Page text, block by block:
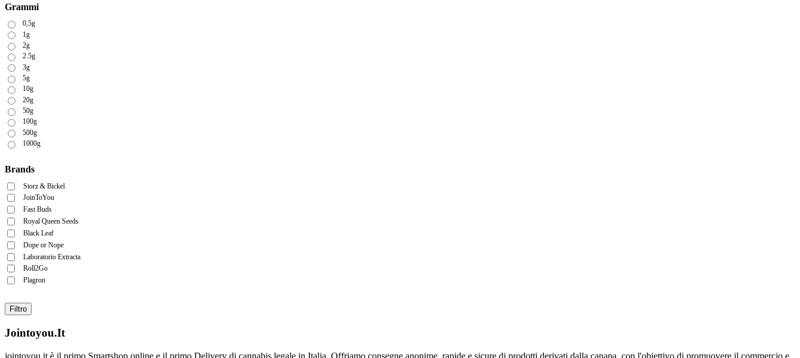
Grammi
0,5g
1g
2g
2.5g
3g
5g
10g
20g
50g
100g
500g
1000g
Brands
Storz & Bickel
JoinToYou
Fast Buds
Royal Queen Seeds
Black Leaf
Dope or Nope
Laboratorio Extracta
Roll2Go
Plagron
Filtro
Jointoyou.It
jointoyou.it è il primo Smartshop online e il primo Delivery di cannabis legale in Italia. Offriamo consegne anonime, rapide e sicure di prodotti derivati dalla canapa, con l'obiettivo di promuovere il commercio e